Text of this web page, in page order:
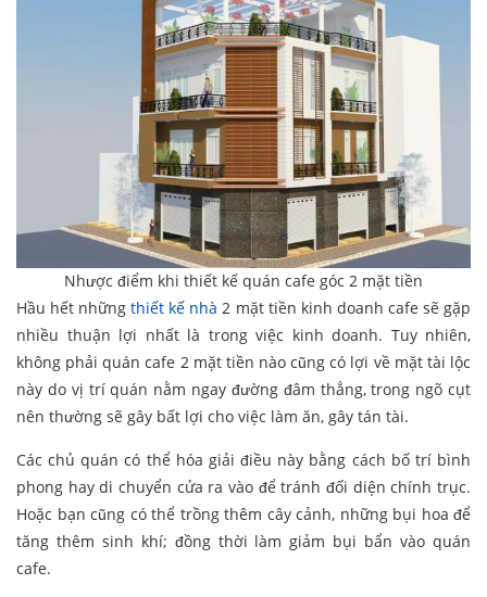
Nhược điểm khi thiết kế quán cafe góc 2 mặt tiền
Hầu hết nhữngthiết kế nhà 2 mặt tiền kinh doanh cafe sẽ gặp
nhiều thuận lợi nhất là trong việc kinh doanh. Tuy nhiên,
không phải quán cafe 2 mặt tiền nào cũng có lợi về mặt tài lộc
này do vị trí quán nằm ngay đường đâm thẳng, trong ngõ cụt
nên thường sẽ gây bất lợi cho việc làm ăn, gây tán tài.
Các chủ quán có thể hóa giải điều này bằng cách bố trí bình
phong hay di chuyển cửa ra vào để tránh đối diện chính trục.
Hoặc bạn cũng có thể trồng thêm cây cảnh, những bụi hoa để
tăng thêm sinh khí; đồng thời làm giảm bụi bẩn vào quán
cafe.